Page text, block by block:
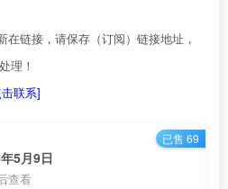
在链接，请保存（订阅）链接地址，
理！
联系]
5月9日
查看
已售 69